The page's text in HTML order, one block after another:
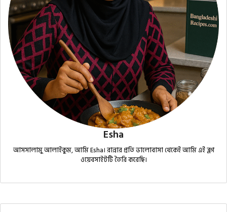
Esha
আসসালামু আলাইকুম, আমি Esha। রান্নার প্রতি ভালোবাসা থেকেই আমি এই ব্লগ
ওয়েবসাইটটি তৈরি করেছি।